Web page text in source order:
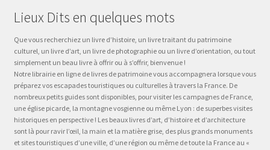
Lieux Dits en quelques mots
Que vous recherchiez un livre d’histoire, un livre traitant du patrimoine
culturel, un livre d’art, un livre de photographie ou un livre d’orientation, ou tout
simplement un beau livre à offrir ou à s’offrir, bienvenue !
Notre librairie en ligne de livres de patrimoine vous accompagnera lorsque vous
préparez vos escapades touristiques ou culturelles à travers la France. De
nombreux petits guides sont disponibles, pour visiter les campagnes de France,
une église picarde, la montagne vosgienne ou même Lyon : de superbes visites
historiques en perspective ! Les beaux livres d’art, d’histoire et d’architecture
sont là pour ravir l’œil, la main et la matière grise, des plus grands monuments
et sites touristiques d’une ville, d’une région ou même de toute la France au «